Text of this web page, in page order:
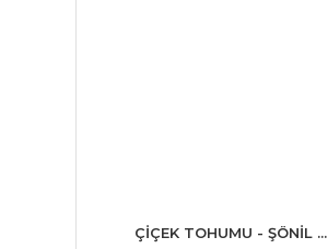
ÇİÇEK TOHUMU - ŞÖNİL ...